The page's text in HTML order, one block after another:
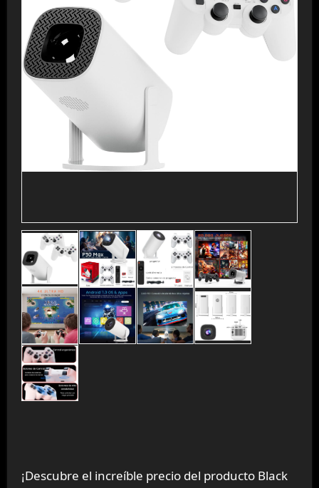
¡Descubre el increíble precio del producto Black